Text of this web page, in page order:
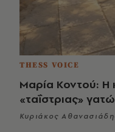
THESS VOICE
Μαρία Κοντού: Η
«ταΐστριας»
Κυριάκος